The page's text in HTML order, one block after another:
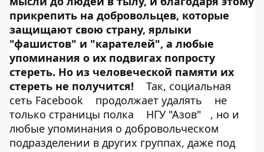
прикрепить на добровольцев, которые
защищают свою страну, ярлыки
"фашистов" и "карателей", а любые
упоминания о их подвигах попросту
стереть. Но из человеческой памяти их
стереть не получится!
Так, социальная
сеть Facebook
продолжает удалять
не
только страницы полка
НГУ "Азов"
, но и
любые упоминания о добровольческом
подразделении в других группах, даже под